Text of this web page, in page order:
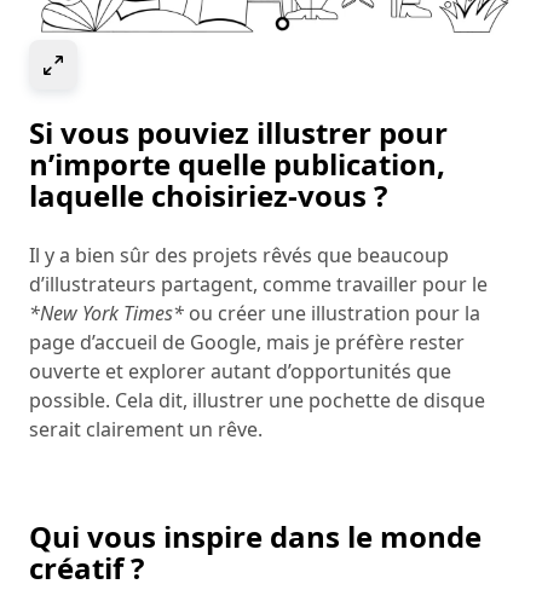
Si vous pouviez illustrer pour
n’importe quelle publication,
laquelle choisiriez-vous ?
Il y a bien sûr des projets rêvés que beaucoup
d’illustrateurs partagent, comme travailler pour le
*New York Times* ou créer une illustration pour la
page d’accueil de Google, mais je préfère rester
ouverte et explorer autant d’opportunités que
possible. Cela dit, illustrer une pochette de disque
serait clairement un rêve.
Qui vous inspire dans le monde
créatif ?